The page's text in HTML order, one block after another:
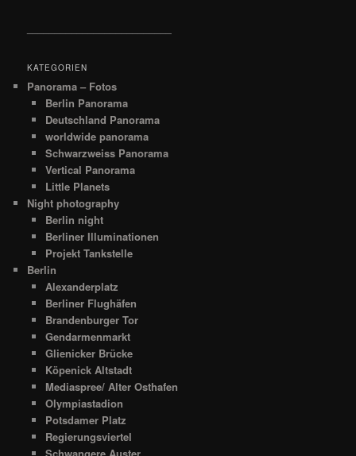
KATEGORIEN
Panorama – Fotos
Berlin Panorama
Deutschland Panorama
worldwide panorama
Schwarzweiss Panorama
Vertical Panorama
Little Planets
Night photography
Berlin night
Berliner Illuminationen
Projekt Tankstelle
Berlin
Alexanderplatz
Berliner Flughäfen
Brandenburger Tor
Gendarmenmarkt
Glienicker Brücke
Köpenick Altstadt
Mediaspree/ Alter Osthafen
Olympiastadion
Potsdamer Platz
Regierungsviertel